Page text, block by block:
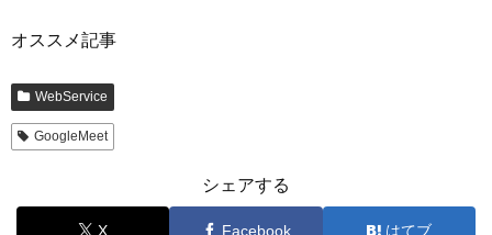
オススメ記事
WebService
GoogleMeet
シェアする
X Facebook はてブ